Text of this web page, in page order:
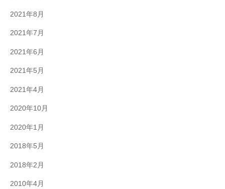
2021年8月
2021年7月
2021年6月
2021年5月
2021年4月
2020年10月
2020年1月
2018年5月
2018年2月
2010年4月